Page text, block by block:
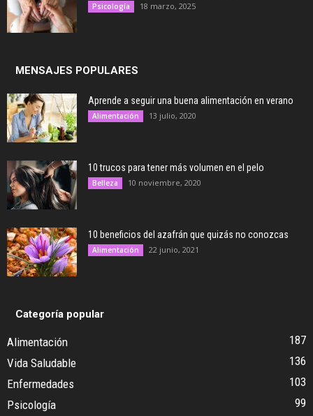
Psicología 18 marzo, 2025
MENSAJES POPULARES
Aprende a seguir una buena alimentación en verano
Alimentación 13 julio, 2020
10 trucos para tener más volumen en el pelo
Belleza 10 noviembre, 2020
10 beneficios del azafrán que quizás no conozcas
Alimentación 22 junio, 2021
Categoría popular
Alimentación
187
Vida Saludable
136
Enfermedades
103
Psicología
99